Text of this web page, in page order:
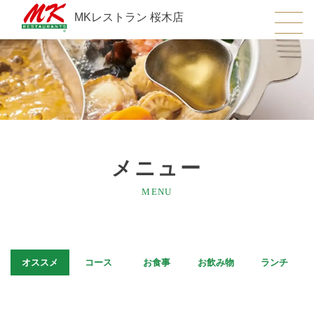
MKレストラン 桜木店
メニュー
MENU
オススメ コース お食事 お飲み物 ランチ